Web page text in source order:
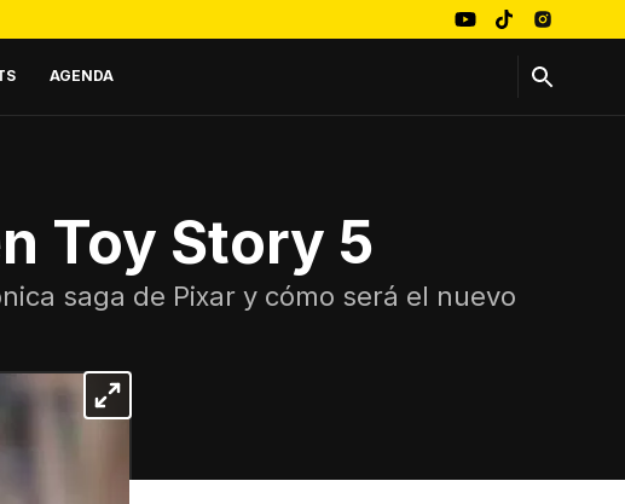
AGENDA
Toy Story 5
saga de Pixar y cómo será el nuevo